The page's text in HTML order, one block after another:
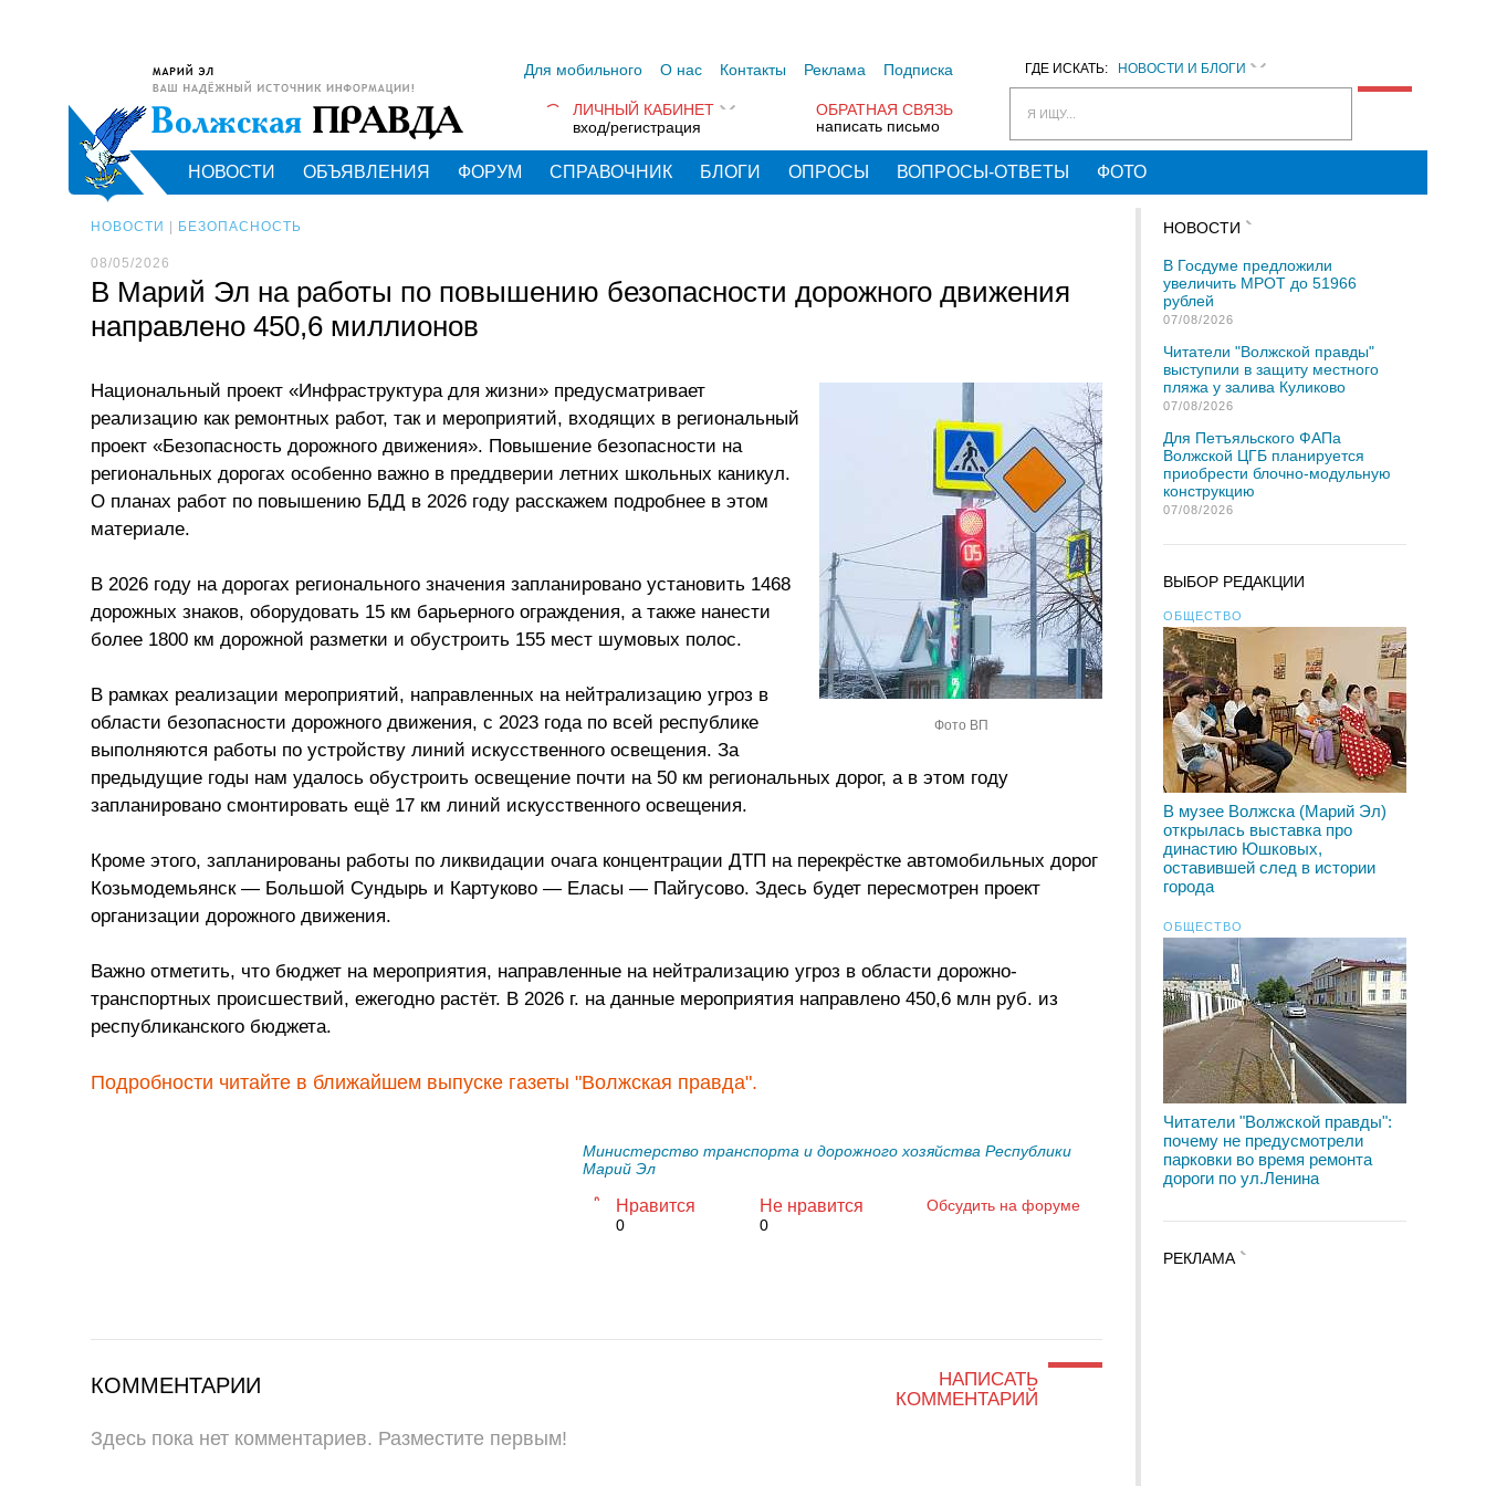
ГДЕ ИСКАТЬ: НОВОСТИ И БЛОГИ
Я ИЩУ...
Для мобильного О нас Контакты Реклама Подписка
ОБРАТНАЯ СВЯЗЬ
написать письмо
ЛИЧНЫЙ КАБИНЕТ
вход/регистрация
НОВОСТИ ОБЪЯВЛЕНИЯ ФОРУМ СПРАВОЧНИК БЛОГИ ОПРОСЫ ВОПРОСЫ-ОТВЕТЫ ФОТО
НОВОСТИ БЕЗОПАСНОСТЬ
08/05/2026
В Марий Эл на работы по повышению безопасности дорожного движения
направлено 450,6 миллионов
Фото ВП
Национальный проект «Инфраструктура для жизни» предусматривает
реализацию как ремонтных работ, так и мероприятий, входящих в региональный
проект «Безопасность дорожного движения». Повышение безопасности на
региональных дорогах особенно важно в преддверии летних школьных каникул.
О планах работ по повышению БДД в 2026 году расскажем подробнее в этом
материале.
В 2026 году на дорогах регионального значения запланировано установить 1468
дорожных знаков, оборудовать 15 км барьерного ограждения, а также нанести
более 1800 км дорожной разметки и обустроить 155 мест шумовых полос.
В рамках реализации мероприятий, направленных на нейтрализацию угроз в
области безопасности дорожного движения, с 2023 года по всей республике
выполняются работы по устройству линий искусственного освещения. За
предыдущие годы нам удалось обустроить освещение почти на 50 км региональных дорог, а в этом году
запланировано смонтировать ещё 17 км линий искусственного освещения.
Кроме этого, запланированы работы по ликвидации очага концентрации ДТП на перекрёстке автомобильных дорог
Козьмодемьянск — Большой Сундырь и Картуково — Еласы — Пайгусово. Здесь будет пересмотрен проект
организации дорожного движения.
Важно отметить, что бюджет на мероприятия, направленные на нейтрализацию угроз в области дорожно-
транспортных происшествий, ежегодно растёт. В 2026 г. на данные мероприятия направлено 450,6 млн руб. из
республиканского бюджета.
Подробности читайте в ближайшем выпуске газеты "Волжская правда".
Министерство транспорта и дорожного хозяйства Республики
Марий Эл
Нравится
0
Не нравится
0
Обсудить на форуме
НАПИСАТЬ
КОММЕНТАРИЙ
КОММЕНТАРИИ
Здесь пока нет комментариев. Разместите первым!
НОВОСТИ
В Госдуме предложили
увеличить МРОТ до 51966
рублей
07/08/2026
Читатели "Волжской правды"
выступили в защиту местного
пляжа у залива Куликово
07/08/2026
Для Петъяльского ФАПа
Волжской ЦГБ планируется
приобрести блочно-модульную
конструкцию
07/08/2026
ВЫБОР РЕДАКЦИИ
ОБЩЕСТВО
В музее Волжска (Марий Эл)
открылась выставка про
династию Юшковых,
оставившей след в истории
города
ОБЩЕСТВО
Читатели "Волжской правды":
почему не предусмотрели
парковки во время ремонта
дороги по ул.Ленина
РЕКЛАМА